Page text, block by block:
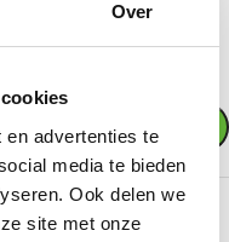
Over
en advertenties te
media te bieden
Ook delen we
site met onze
dan weer op "KIES UW